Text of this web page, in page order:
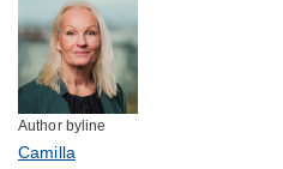
Author byline
Camilla